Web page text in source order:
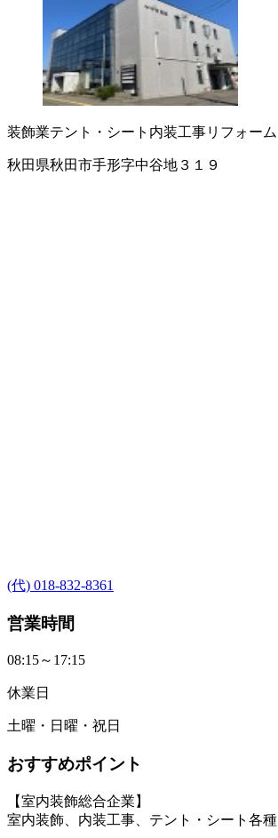
装飾業テント・シート 内装工事リフォーム
秋田県秋田市手形字中谷地３１９
(代) 018-832-8361
営業時間
08:15～17:15
休業日
土曜・日曜・祝日
おすすめポイント
【室内装飾総合企業】
室内装飾、内装工事、テント・シート各種